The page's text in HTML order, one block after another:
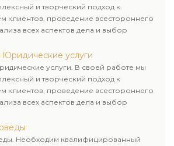
и творческий подход к
проведение всестороннего
всех аспектов дела и выбор
услуги
услуги. В своей работе мы
и творческий подход к
проведение всестороннего
всех аспектов дела и выбор
Необходим квалифицированный